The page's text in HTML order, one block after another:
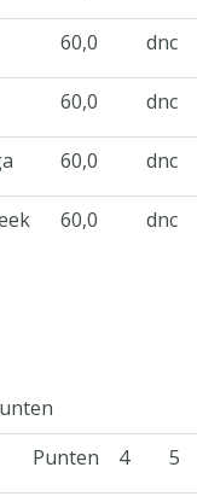
60,0 dnc
60,0 dnc
60,0 dnc
60,0 dnc
Punten 4 5